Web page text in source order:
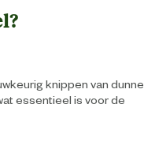
knippen van dunne
essentieel is voor de